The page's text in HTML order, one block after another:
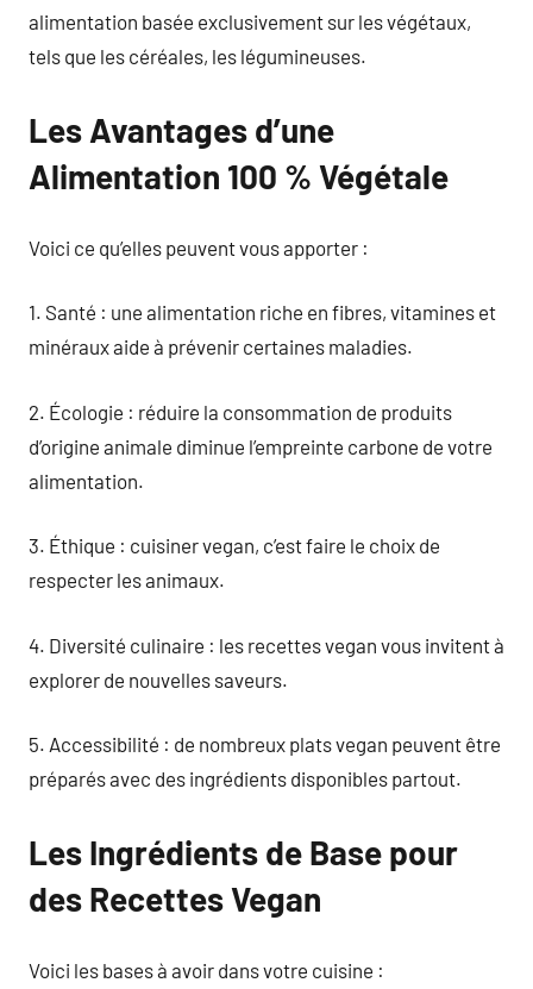
alimentation basée exclusivement sur les végétaux,
tels que les céréales, les légumineuses.
Les Avantages d’une
Alimentation 100 % Végétale
Voici ce qu’elles peuvent vous apporter :
1. Santé : une alimentation riche en fibres, vitamines et
minéraux aide à prévenir certaines maladies.
2. Écologie : réduire la consommation de produits
d’origine animale diminue l’empreinte carbone de votre
alimentation.
3. Éthique : cuisiner vegan, c’est faire le choix de
respecter les animaux.
4. Diversité culinaire : les recettes vegan vous invitent à
explorer de nouvelles saveurs.
5. Accessibilité : de nombreux plats vegan peuvent être
préparés avec des ingrédients disponibles partout.
Les Ingrédients de Base pour
des Recettes Vegan
Voici les bases à avoir dans votre cuisine :